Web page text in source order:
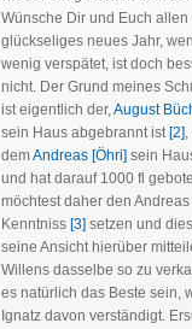
Wünsche Dir und Euch allen
glückseliges neues Jahr,
wenig verspätet, ist doch
nicht. Der Grund meines
ist eigentlich der,August
sein Haus abgebrannt ist [2]
demAndreas [Öhri] sein
und hat darauf 1000 fl
möchtest daher den
Kenntniss [3] setzen und
seine Ansicht hierüber
Willens dasselbe so zu
es natürlich das Beste sein,
Ignatz davon verständigt.